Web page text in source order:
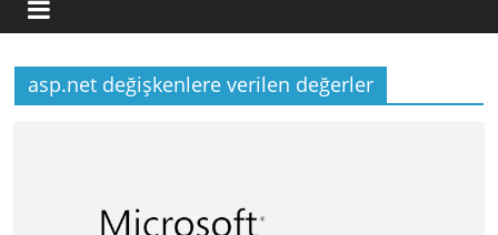
asp.net değişkenlere verilen değerler